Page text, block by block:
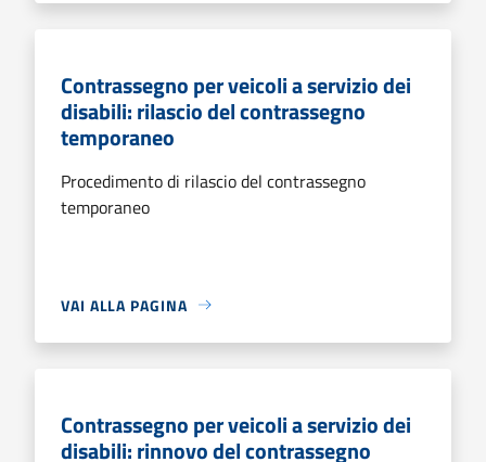
Contrassegno per veicoli a servizio dei
disabili: rilascio del contrassegno
temporaneo
Procedimento di rilascio del contrassegno
temporaneo
VAI ALLA PAGINA
Contrassegno per veicoli a servizio dei
disabili: rinnovo del contrassegno